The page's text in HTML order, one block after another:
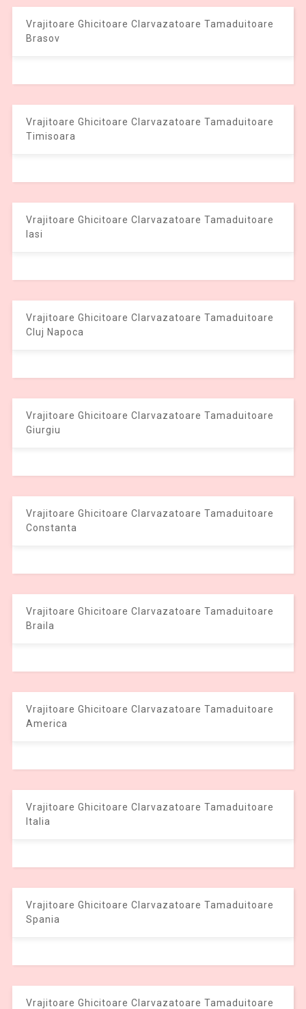
Vrajitoare Ghicitoare Clarvazatoare Tamaduitoare
Brasov
Vrajitoare Ghicitoare Clarvazatoare Tamaduitoare
Timisoara
Vrajitoare Ghicitoare Clarvazatoare Tamaduitoare
Iasi
Vrajitoare Ghicitoare Clarvazatoare Tamaduitoare
Cluj Napoca
Vrajitoare Ghicitoare Clarvazatoare Tamaduitoare
Giurgiu
Vrajitoare Ghicitoare Clarvazatoare Tamaduitoare
Constanta
Vrajitoare Ghicitoare Clarvazatoare Tamaduitoare
Braila
Vrajitoare Ghicitoare Clarvazatoare Tamaduitoare
America
Vrajitoare Ghicitoare Clarvazatoare Tamaduitoare
Italia
Vrajitoare Ghicitoare Clarvazatoare Tamaduitoare
Spania
Vrajitoare Ghicitoare Clarvazatoare Tamaduitoare